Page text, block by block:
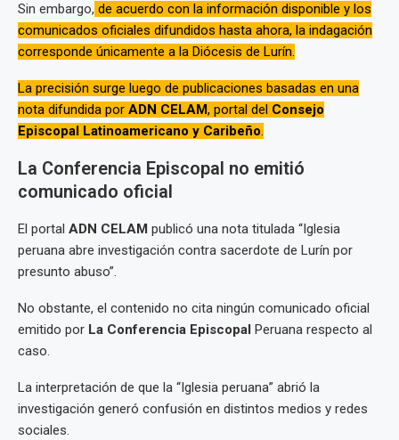
Sin embargo, de acuerdo con la información disponible y los
comunicados oficiales difundidos hasta ahora, la indagación
corresponde únicamente a la Diócesis de Lurín.
La precisión surge luego de publicaciones basadas en una
nota difundida por ADN CELAM, portal del Consejo
Episcopal Latinoamericano y Caribeño.
La Conferencia Episcopal no emitió
comunicado oficial
El portal ADN CELAM publicó una nota titulada “Iglesia
peruana abre investigación contra sacerdote de Lurín por
presunto abuso”.
No obstante, el contenido no cita ningún comunicado oficial
emitido por La Conferencia Episcopal Peruana respecto al
caso.
La interpretación de que la “Iglesia peruana” abrió la
investigación generó confusión en distintos medios y redes
sociales.